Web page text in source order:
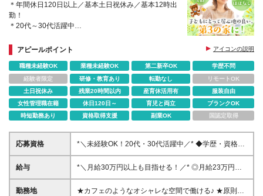
＊年間休日120日以上／基本土日祝休み／基本12時出
勤！
＊20代～30代活躍中
躍できる
＊将来的にはスクールマネージャーとしてメンバーの
育成などもできます！
アピールポイント アイコンの説明
職種未経験OK 業種未経験OK 第二新卒OK
学歴不問
経験者限定
研修・教育あり 転勤なし
リモートOK
土日祝休み
残業20時間以内 産育休活用有
服装自由
女性管理職在籍
休日120日～ 育児と両立
ブランクOK
時短勤務あり
資格取得支援 副業OK 国認定取得
応募資格
*＼未経験OK！20代・30代活躍中／* ◆学歴・資格不
問 ◆第二新卒歓迎 「土日も休める仕事が良い」 「未
経験から子どもに寄り添える仕事がしたい」 などの
支援員資格をお持ちの方は資格手当支給！
給与
*＼月給30万円以上も目指せる！／* ◎月給23万円～
35万円 ◆スーパーバイザー / マネージャークラス 月
給30万円～35万円 ※能力・適性を考慮し決定いたし
勤務地
★カフェのようなオシャレな空間で働ける♪ ★原則、